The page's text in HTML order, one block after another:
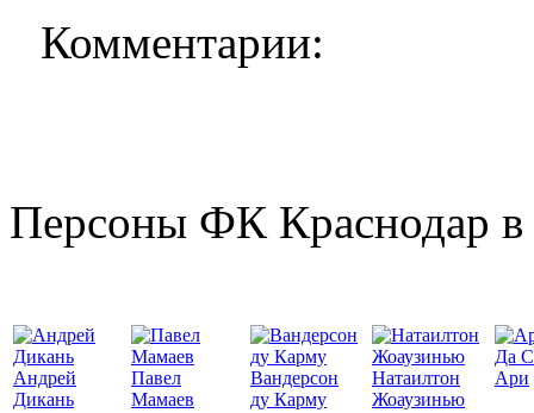
Комментарии:
Персоны ФК Краснодар в
Андрей
Дикань
Павел
Мамаев
Вандерсон
ду Карму
Натаилтон
Жоаузинью
Да
Ари